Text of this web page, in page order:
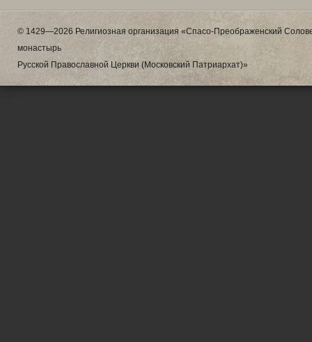
© 1429—2026 Религиозная организация «Спасо-Преображенский
монастырь
Русской Православной Церкви (Московский Патриархат)»